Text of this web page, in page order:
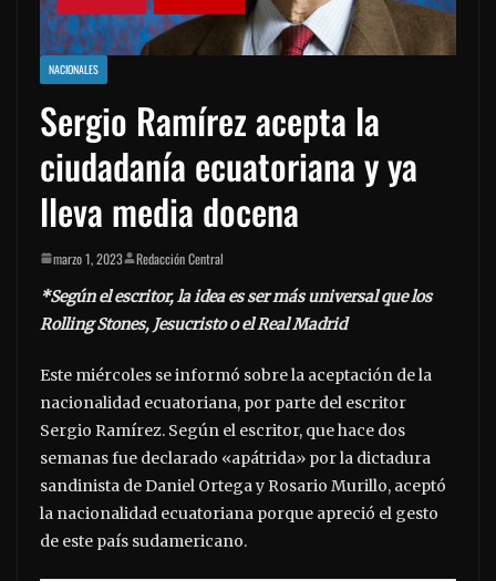
NACIONALES
Sergio Ramírez acepta la
ciudadanía ecuatoriana y ya
lleva media docena
marzo 1, 2023 Redacción Central
*Según el escritor, la idea es ser más universal que los
Rolling Stones, Jesucristo o el Real Madrid
Este miércoles se informó sobre la aceptación de la
nacionalidad ecuatoriana, por parte del escritor
Sergio Ramírez. Según el escritor, que hace dos
semanas fue declarado «apátrida» por la dictadura
sandinista de Daniel Ortega y Rosario Murillo, aceptó
la nacionalidad ecuatoriana porque apreció el gesto
de este país sudamericano.